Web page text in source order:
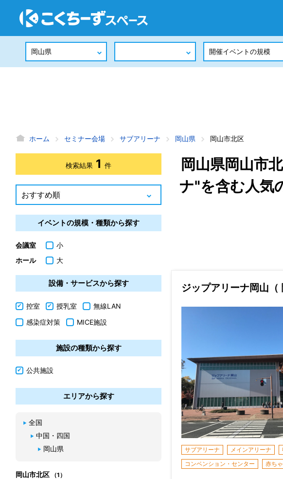
ホーム セミナー会場 サブアリーナ 岡山県 岡山市北区
岡山県岡山市
ナ"を含む人気
ジップアリーナ岡山（
サブアリーナ メインアリーナ
コンベンション・センター
赤ち
検索結果 1 件
イベントの規模・種類から探す
会議室
小
ホール
大
設備・サービスから探す
控室 授乳室
無線LAN
感染症対策
MICE施設
施設の種類から探す
公共施設
エリアから探す
全国
中国・四国
岡山県
岡山市北区 （1）